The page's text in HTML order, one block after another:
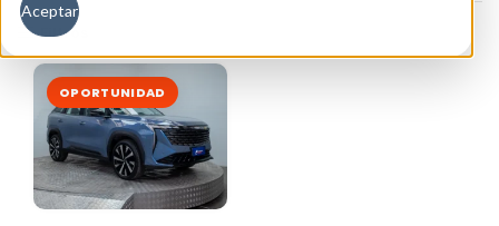
Aceptar
Filtros
OPORTUNIDAD